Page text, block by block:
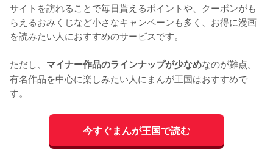
サイトを訪れることで毎日貰えるポイントや、クーポンがも
らえるおみくじなど小さなキャンペーンも多く、お得に漫画
を読みたい人におすすめのサービスです。
ただし、 マイナー作品のラインナップが少なめなのが難点。
有名作品を中心に楽しみたい人にまんが王国はおすすめで
す。
今すぐまんが王国で読む